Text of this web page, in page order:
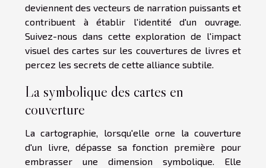
deviennent des vecteurs de narration puissants et
contribuent à établir l'identité d'un ouvrage.
Suivez-nous dans cette exploration de l'impact
visuel des cartes sur les couvertures de livres et
percez les secrets de cette alliance subtile.
La symbolique des cartes en
couverture
La cartographie, lorsqu'elle orne la couverture
d'un livre, dépasse sa fonction première pour
embrasser une dimension symbolique. Elle